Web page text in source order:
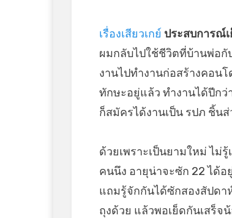
เรื่องเสียวเกย์ ประสบการณ์
ผมกลับไปใช้ชีวิตที่บ้านพ่อ
งานไปทำงานก่อสร้างคอน
ทักษะอยู่แล้ว ทำงานได้ปีก
ก็สมัครได้งานเป็น รปภ ชิ้น
ด้วยเพราะเป็นยามใหม่ ไม่
คนนึง อายุน่าจะซัก 22 ได้อ
แถมรู้จักกันได้ซักสองสัปดา
ถุงด้วย แล้วพอเย็ดกันเสร็จ